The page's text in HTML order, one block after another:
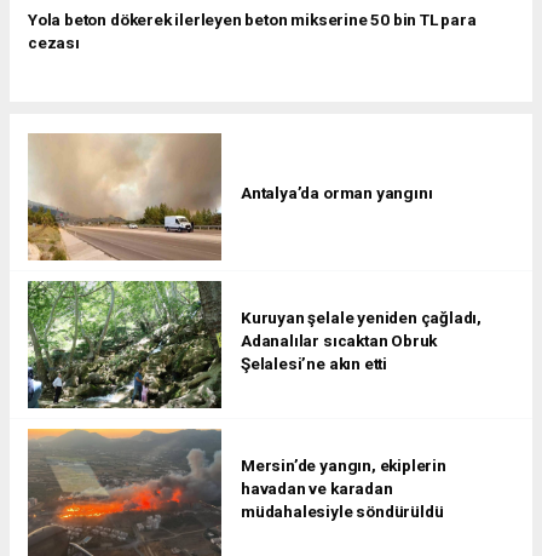
Yola beton dökerek ilerleyen beton mikserine 50 bin TL para
cezası
Antalya’da orman yangını
Kuruyan şelale yeniden çağladı,
Adanalılar sıcaktan Obruk
Şelalesi’ne akın etti
Mersin’de yangın, ekiplerin
havadan ve karadan
müdahalesiyle söndürüldü